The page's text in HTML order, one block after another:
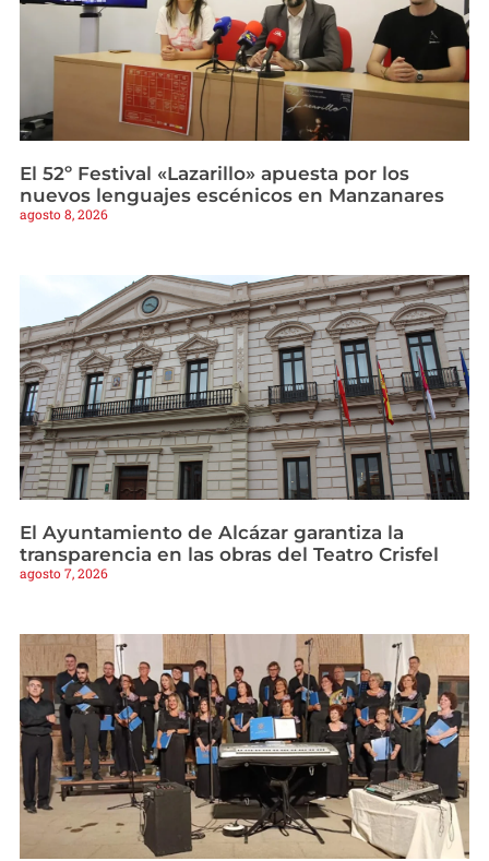
El 52º Festival «Lazarillo» apuesta por los
nuevos lenguajes escénicos en Manzanares
agosto 8, 2026
El Ayuntamiento de Alcázar garantiza la
transparencia en las obras del Teatro Crisfel
agosto 7, 2026